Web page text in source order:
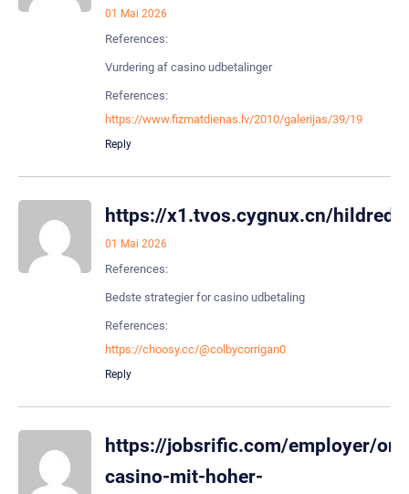
01 Mai 2026
References:
Vurdering af casino udbetalinger
References:
https://www.fizmatdienas.lv/2010/galerijas/39/19
Reply
https://x1.tvos.cygnux.cn/
01 Mai 2026
References:
Bedste strategier for casino udbetaling
References:
https://choosy.cc/@colbycorrigan0
Reply
https://jobsrific.com/employer/
casino-mit-hoher-